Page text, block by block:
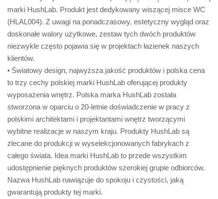
marki HushLab. Produkt jest dedykowany wiszącej misce WC
(HLAL004). Z uwagi na ponadczasowy, estetyczny wygląd oraz
doskonałe walory użytkowe, zestaw tych dwóch produktów
niezwykle często pojawia się w projektach łazienek naszych
klientów.
• Światowy design, najwyższa jakość produktów i polska cena
to trzy cechy polskiej marki HushLab oferującej produkty
wyposażenia wnętrz. Polska marka HushLab została
stworzona w oparciu o 20-letnie doświadczenie w pracy z
polskimi architektami i projektantami wnętrz tworzącymi
wybitne realizacje w naszym kraju. Produkty HushLab są
zlecane do produkcji w wyselekcjonowanych fabrykach z
całego świata. Idea marki HushLab to przede wszystkim
udostępnienie pięknych produktów szerokiej grupie odbiorców.
Nazwa HushLab nawiązuje do spokoju i czystości, jaką
gwarantują produkty tej marki.